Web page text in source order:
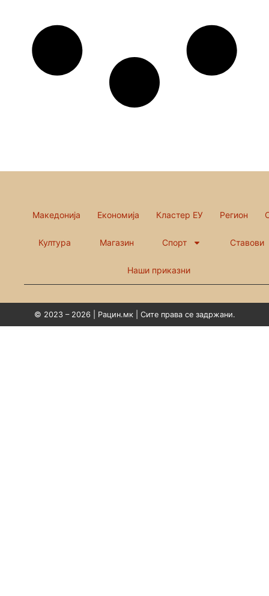
Македонија Економија Кластер ЕУ Регион
Култура Магазин Спорт Ставови
Наши приказни
© 2023 – 2026 | Рацин.мк | Сите права се задржани.